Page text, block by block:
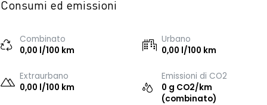
Consumi ed emissioni
Combinato
0,00 l/100 km
Urbano
0,00 l/100 km
Extraurbano
0,00 l/100 km
Emissioni di CO2
0 g CO2/km
(combinato)